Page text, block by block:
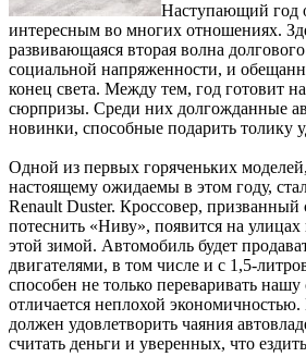
Наступающий год
интересным во многих отношениях.
развивающаяся вторая волна
социальной напряженности, и
конец света. Между тем, год готовит
сюрпризы. Среди них долгожданные
новинки, способные подарить толику
Одной из первых горяченьких
настоящему ожидаемы в этом году,
Renault Duster. Кроссовер, призванный
потеснить «Ниву», появится на
этой зимой. Автомобиль будет
двигателями, в том числе и с 1,5-
способен не только переваривать нашу
отличается неплохой
должен удовлетворить чаяния
считать деньги и уверенных, что